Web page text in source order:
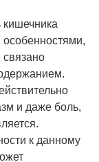
и даже боль,
к данному